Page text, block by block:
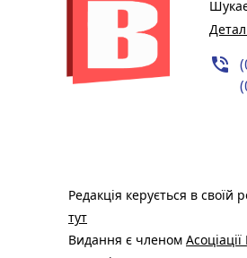
phone_in_talk
Редакція керується в своїй
тут
Видання є членом